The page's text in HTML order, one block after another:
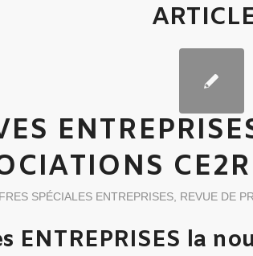
SPÉCIALES ENTREPRISES, REVUE DE
ENTREPRISES la